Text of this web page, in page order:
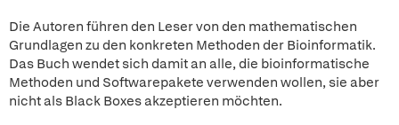
Die Autoren führen den Leser von den mathematischen
Grundlagen zu den konkreten Methoden der Bioinformatik.
Das Buch wendet sich damit an alle, die bioinformatische
Methoden und Softwarepakete verwenden wollen, sie aber
nicht als Black Boxes akzeptieren möchten.